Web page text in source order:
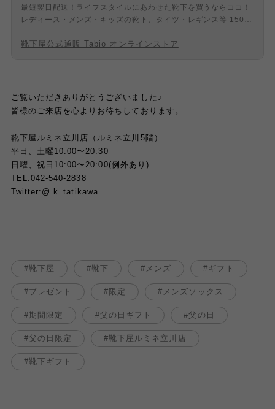
最短翌日配送！ライフスタイルにあわせた靴下を買うならココ！
レディース・メンズ・キッズの靴下、タイツ・レギンス等 1500
良の履き心地のために、熟練の日本の職人た ちがひとつひとつ丁
靴下屋公式通販 Tabio オンラインストア
ご覧いただきありがとうございました♪
皆様のご来店を心よりお待ちしております。
靴下屋ルミネ立川店（ルミネ立川5階）
平日、土曜10:00〜20:30
日曜、祝日10:00〜20:00(例外あり)
TEL:042-540-2838
Twitter:@ k_tatikawa
靴下屋 靴下 メンズ ギフト
プレゼント 限定 メンズソックス
期間限定 父の日ギフト 父の日
父の日限定 靴下屋ルミネ立川店
靴下ギフト